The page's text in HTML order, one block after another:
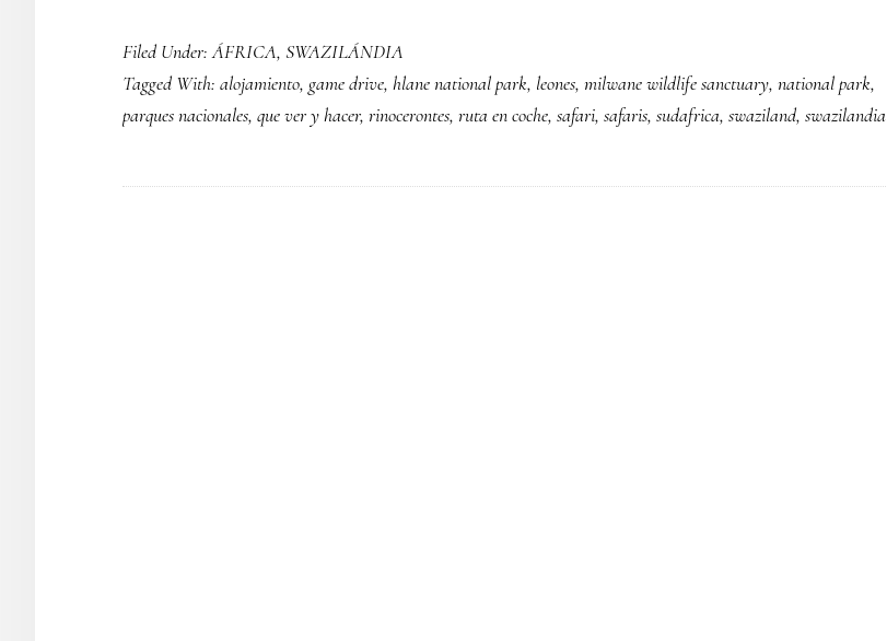
Filed Under:ÁFRICA, SWAZILÁNDIA
Tagged With: alojamiento, game drive, hlane national park, leones, milwane wildlife sanctuary, national park,
parques nacionales, que ver y hacer, rinocerontes, ruta en coche, safari, safaris, sudafrica, swaziland, swazilandia